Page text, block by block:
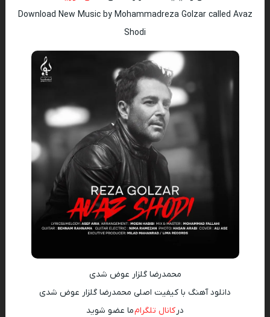
Download New Music by Mohammadreza Golzar called Avaz
Shodi
محمدرضا گلزار عوض شدی
دانلود آهنگ با کیفیت اصلی محمدرضا گلزار عوض شدی
درکانال تلگرامما عضو شوید